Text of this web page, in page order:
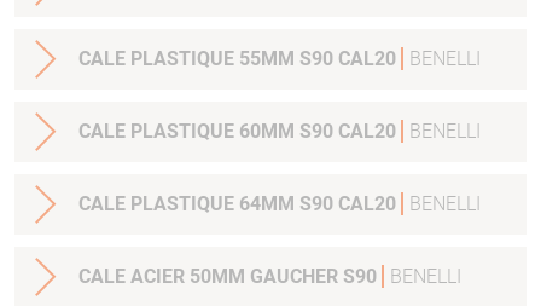
CALE PLASTIQUE 55MM S90 CAL20 BENELLI
CALE PLASTIQUE 60MM S90 CAL20 BENELLI
CALE PLASTIQUE 64MM S90 CAL20 BENELLI
CALE ACIER 50MM GAUCHER S90 BENELLI